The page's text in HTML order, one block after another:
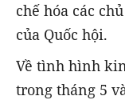
chế hóa các
của Quốc hội.
Về tình hình
trong tháng 5